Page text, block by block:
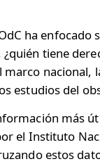
ha
tiene
marco nacional,
estudios del
más
el Instituto
estos